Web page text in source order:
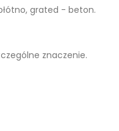
grated - beton.
znaczenie.